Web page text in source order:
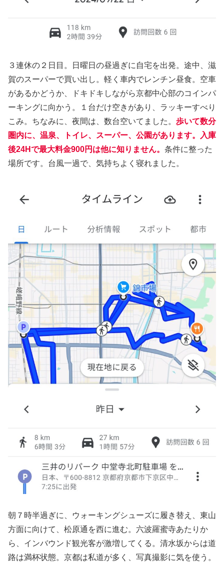
３連休の２日目。日曜日の昼過ぎに自宅を出発。途中、滋
賀のスーパーで買い出し。軽く車内でレンチン昼食。空車
があるかどうか、ドキドキしながら京都中心部のコインパ
ーキングに向かう。１台だけ空きがあり、ラッキーすべり
こみ。ちなみに、夜間は、数台空いてました。 歩いて数分
圏内に、温泉、トイレ、スーパー、公園があります。入庫
後24Hで最大料金900円は他に知りません。 条件に整った
場所です。台風一過で、気持ちよく寝れました。
朝７時半過ぎに、ウォーキングシューズに履き替え、東山
方面に向けて、松原通を西に進む。六波羅蜜寺あたりか
ら、インバウンド観光客が激増してくる。清水坂からは道
路は満杯状態。京都は私道が多く、写真撮影に気を使う。